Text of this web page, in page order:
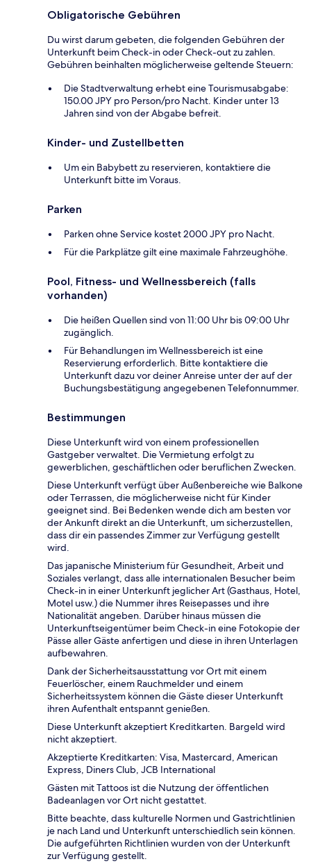
Obligatorische Gebühren
Du wirst darum gebeten, die folgenden Gebühren der
Unterkunft beim Check-in oder Check-out zu zahlen.
Gebühren beinhalten möglicherweise geltende Steuern:
Die Stadtverwaltung erhebt eine Tourismusabgabe:
150.00 JPY pro Person/pro Nacht. Kinder unter 13
Jahren sind von der Abgabe befreit.
Kinder- und Zustellbetten
Um ein Babybett zu reservieren, kontaktiere die
Unterkunft bitte im Voraus.
Parken
Parken ohne Service kostet 2000 JPY pro Nacht.
Für die Parkplätze gilt eine maximale Fahrzeughöhe.
Pool, Fitness- und Wellnessbereich (falls
vorhanden)
Die heißen Quellen sind von 11:00 Uhr bis 09:00 Uhr
zugänglich.
Für Behandlungen im Wellnessbereich ist eine
Reservierung erforderlich. Bitte kontaktiere die
Unterkunft dazu vor deiner Anreise unter der auf der
Buchungsbestätigung angegebenen Telefonnummer.
Bestimmungen
Diese Unterkunft wird von einem professionellen
Gastgeber verwaltet. Die Vermietung erfolgt zu
gewerblichen, geschäftlichen oder beruflichen Zwecken.
Diese Unterkunft verfügt über Außenbereiche wie Balkone
oder Terrassen, die möglicherweise nicht für Kinder
geeignet sind. Bei Bedenken wende dich am besten vor
der Ankunft direkt an die Unterkunft, um sicherzustellen,
dass dir ein passendes Zimmer zur Verfügung gestellt
wird.
Das japanische Ministerium für Gesundheit, Arbeit und
Soziales verlangt, dass alle internationalen Besucher beim
Check-in in einer Unterkunft jeglicher Art (Gasthaus, Hotel,
Motel usw.) die Nummer ihres Reisepasses und ihre
Nationalität angeben. Darüber hinaus müssen die
Unterkunftseigentümer beim Check-in eine Fotokopie der
Pässe aller Gäste anfertigen und diese in ihren Unterlagen
aufbewahren.
Dank der Sicherheitsausstattung vor Ort mit einem
Feuerlöscher, einem Rauchmelder und einem
Sicherheitssystem können die Gäste dieser Unterkunft
ihren Aufenthalt entspannt genießen.
Diese Unterkunft akzeptiert Kreditkarten. Bargeld wird
nicht akzeptiert.
Akzeptierte Kreditkarten: Visa, Mastercard, American
Express, Diners Club, JCB International
Gästen mit Tattoos ist die Nutzung der öffentlichen
Badeanlagen vor Ort nicht gestattet.
Bitte beachte, dass kulturelle Normen und Gastrichtlinien
je nach Land und Unterkunft unterschiedlich sein können.
Die aufgeführten Richtlinien wurden von der Unterkunft
zur Verfügung gestellt.